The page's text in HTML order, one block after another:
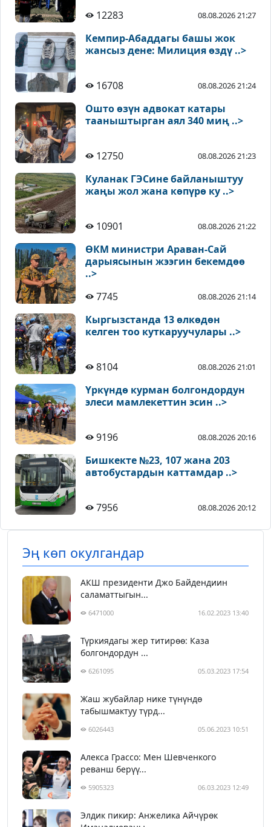
12283
08.08.2026 21:27
Кемпир-Абаддагы башы жок
жансыз дене: Милиция өздү ..>
16708 08.08.2026 21:24
Ошто өзүн адвокат катары
тааныштырган аял 340 миң ..>
12750 08.08.2026 21:23
Куланак ГЭСине байланыштуу
жаңы жол жана көпүрө ку ..>
10901 08.08.2026 21:22
ӨКМ министри Араван-Сай
дарыясынын жээгин бекемдөө
..>
7745
08.08.2026 21:14
Кыргызстанда 13 өлкөдөн
келген тоо куткаруучулары ..>
8104 08.08.2026 21:01
Үркүндө курман болгондордун
элеси мамлекеттин эсин ..>
9196 08.08.2026 20:16
Бишкекте №23, 107 жана 203
автобустардын каттамдар ..>
7956 08.08.2026 20:12
Эң көп окулгандар
АКШ президенти Джо Байдендиин
саламаттыгын...
6471000 16.02.2023 13:40
Түркиядагы жер титирөө: Каза
болгондордун ...
6261095 05.03.2023 17:54
Жаш жубайлар нике түнүндө
табышмактуу түрд...
6026443 05.06.2023 10:51
Алекса Грассо: Мен Шевченкого
реванш берүү...
5905323 06.03.2023 12:49
Элдик пикир: Анжелика Айчүрөк